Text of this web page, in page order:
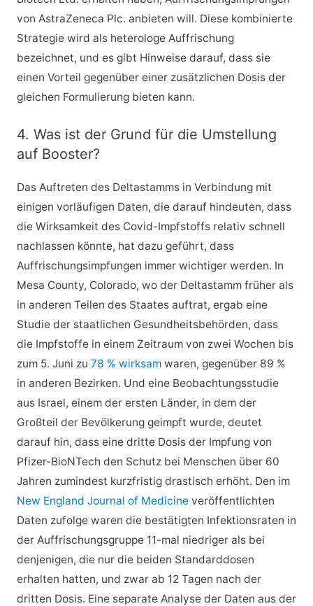
von AstraZeneca Plc. anbieten will. Diese kombinierte
Strategie wird als heterologe Auffrischung
bezeichnet, und es gibt Hinweise darauf, dass sie
einen Vorteil gegenüber einer zusätzlichen Dosis der
gleichen Formulierung bieten kann.
4. Was ist der Grund für die Umstellung
auf Booster?
Das Auftreten des Deltastamms in Verbindung mit
einigen vorläufigen Daten, die darauf hindeuten, dass
die Wirksamkeit des Covid-Impfstoffs relativ schnell
nachlassen könnte, hat dazu geführt, dass
Auffrischungsimpfungen immer wichtiger werden. In
Mesa County, Colorado, wo der Deltastamm früher als
in anderen Teilen des Staates auftrat, ergab eine
Studie der staatlichen Gesundheitsbehörden, dass
die Impfstoffe in einem Zeitraum von zwei Wochen bis
zum 5. Juni zu 78 % wirksam waren, gegenüber 89 %
in anderen Bezirken. Und eine Beobachtungsstudie
aus Israel, einem der ersten Länder, in dem der
Großteil der Bevölkerung geimpft wurde, deutet
darauf hin, dass eine dritte Dosis der Impfung von
Pfizer-BioNTech den Schutz bei Menschen über 60
Jahren zumindest kurzfristig drastisch erhöht. Den im
New England Journal of Medicine veröffentlichten
Daten zufolge waren die bestätigten Infektionsraten in
der Auffrischungsgruppe 11-mal niedriger als bei
denjenigen, die nur die beiden Standarddosen
erhalten hatten, und zwar ab 12 Tagen nach der
dritten Dosis. Eine separate Analyse der Daten aus der